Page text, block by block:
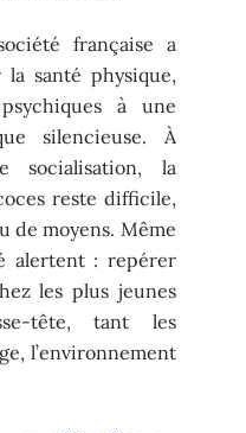
française a
santé physique,
à une
silencieuse. À
socialisation, la
reste difficile,
de moyens. Même
alertent : repérer
les plus jeunes
tête, tant les
l’environnement